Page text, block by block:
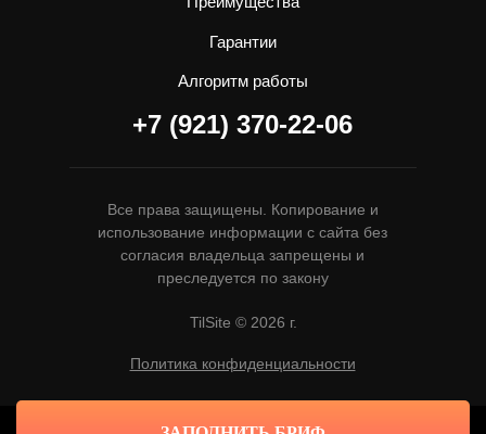
TilSite © 2026 г.
Все права защищены. Копирование и
использование информации с сайта без
согласия владельца запрещены и
преследуется по закону
Политика конфиденциальности
Гарантии
+7 (921) 370-22-06
Алгоритм работы